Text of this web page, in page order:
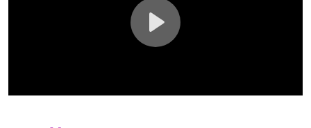
Play